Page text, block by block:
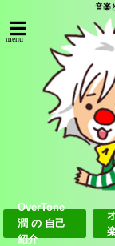
音楽
menu
OverTone
潤 の 自己
紹介